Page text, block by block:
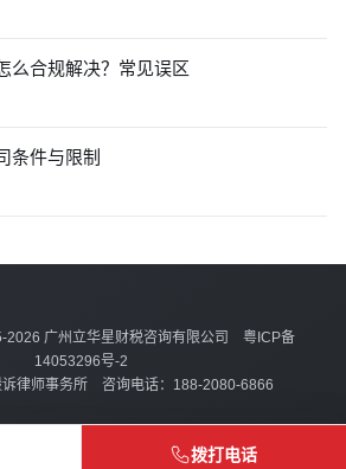
么合规解决？常见误区
条件与限制
2026 广州立华星财税咨询有限公司 粤ICP备
14053296号-2
诉律师事务所 咨询电话：188-2080-6866
拨打电话